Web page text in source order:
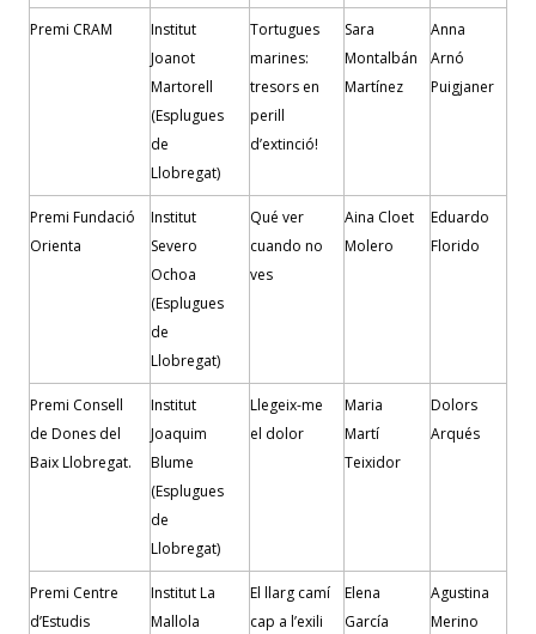
Premi CRAM
Institut
Joanot
Martorell
(Esplugues
de
Llobregat)
Tortugues
marines:
tresors en
perill
d’extinció!
Sara
Montalbán
Martínez
Anna
Arnó
Puigjaner
Premi Fundació
Orienta
Institut
Severo
Ochoa
(Esplugues
de
Llobregat)
Qué ver
cuando no
ves
Aina Cloet
Molero
Eduardo
Florido
Premi Consell
de Dones del
Baix Llobregat.
Institut
Joaquim
Blume
(Esplugues
de
Llobregat)
Llegeix-me
el dolor
Maria
Martí
Teixidor
Dolors
Arqués
Premi Centre
d’Estudis
Institut La
Mallola
El llarg camí
cap a l’exili
Elena
García
Agustina
Merino